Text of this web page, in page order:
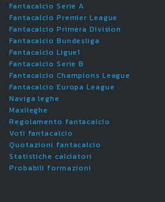
Fantacalcio Serie A
Fantacalcio Premier League
Fantacalcio Primera Division
Fantacalcio Bundesliga
Fantacalcio Ligue1
Fantacalcio Serie B
Fantacalcio Champions League
Fantacalcio Europa League
Naviga leghe
Maxileghe
Regolamento fantacalcio
Voti fantacalcio
Quotazioni fantacalcio
Statistiche calciatori
Probabili formazioni